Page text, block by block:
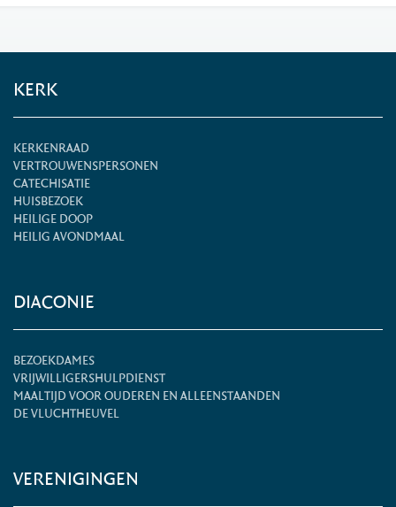
KERK
KERKENRAAD
VERTROUWENSPERSONEN
CATECHISATIE
HUISBEZOEK
HEILIGE DOOP
HEILIG AVONDMAAL
DIACONIE
BEZOEKDAMES
VRIJWILLIGERSHULPDIENST
MAALTIJD VOOR OUDEREN EN ALLEENSTAANDEN
DE VLUCHTHEUVEL
VERENIGINGEN